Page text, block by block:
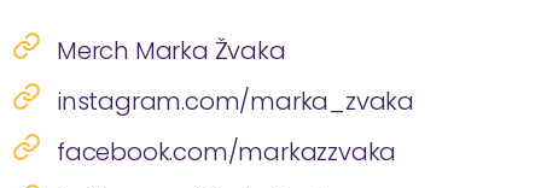
Merch Marka Žvaka
instagram.com/marka_zvaka
facebook.com/markazzvaka